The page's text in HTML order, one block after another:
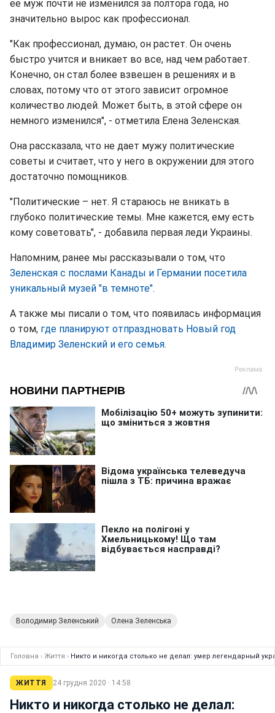
ее муж почти не изменился за полтора года, но
значительно вырос как профессионал.
"Как профессионал, думаю, он растет. Он очень
быстро учится и вникает во все, над чем работает.
Конечно, он стал более взвешен в решениях и в
словах, потому что от этого зависит огромное
количество людей. Может быть, в этой сфере он
немного изменился", - отметила Елена Зеленская.
Она рассказала, что не дает мужу политические
советы и считает, что у него в окружении для этого
достаточно помощников.
"Политические – нет. Я стараюсь не вникать в
глубоко политические темы. Мне кажется, ему есть
кому советовать", - добавила первая леди Украины.
Напомним, ранее мы рассказывали о том, что
Зеленская с послами Канады и Германии посетила
уникальный музей "в темноте".
А также мы писали о том, что появилась информация
о том, где планируют отпраздновать Новый год
Владимир Зеленский и его семья.
Володимир Зеленський Олена Зеленська
Головна › Життя › Никто и никогда столько не делал: умер легендарный
ЖИТТЯ 24 грудня 2020 · 14:58
Никто и никогда столько не делал: